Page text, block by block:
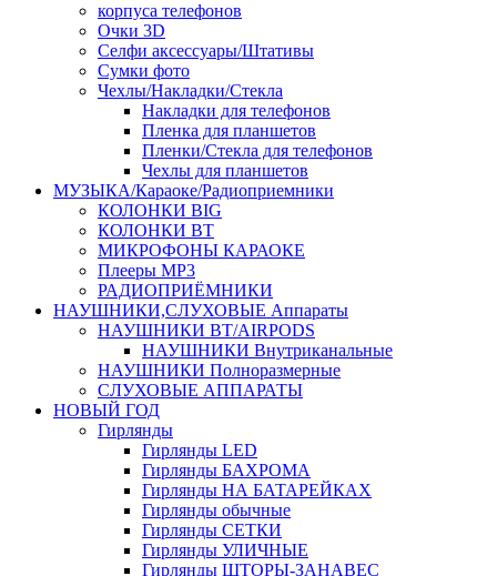
корпуса телефонов
Очки 3D
Селфи аксессуары/Штативы
Сумки фото
Чехлы/Накладки/Стекла
Накладки для телефонов
Пленка для планшетов
Пленки/Стекла для телефонов
Чехлы для планшетов
МУЗЫКА/Караоке/Радиоприемники
КОЛОНКИ BIG
КОЛОНКИ BT
МИКРОФОНЫ КАРАОКЕ
Плееры MP3
РАДИОПРИЁМНИКИ
НАУШНИКИ,СЛУХОВЫЕ Аппараты
НАУШНИКИ BT/AIRPODS
НАУШНИКИ Внутриканальные
НАУШНИКИ Полноразмерные
СЛУХОВЫЕ АППАРАТЫ
НОВЫЙ ГОД
Гирлянды
Гирлянды LED
Гирлянды БАХРОМА
Гирлянды НА БАТАРЕЙКАХ
Гирлянды обычные
Гирлянды СЕТКИ
Гирлянды УЛИЧНЫЕ
Гирлянды ШТОРЫ-ЗАНАВЕС